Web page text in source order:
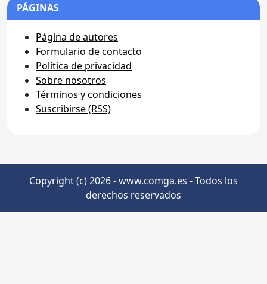
PÁGINAS
Página de autores
Formulario de contacto
Política de privacidad
Sobre nosotros
Términos y condiciones
Suscribirse (RSS)
Copyright (c) 2026 - www.comga.es - Todos los
derechos reservados